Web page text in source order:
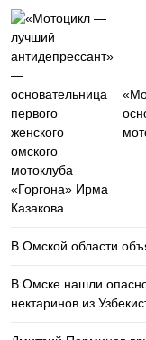
В Омской области
В Омске нашли
нектаринов из